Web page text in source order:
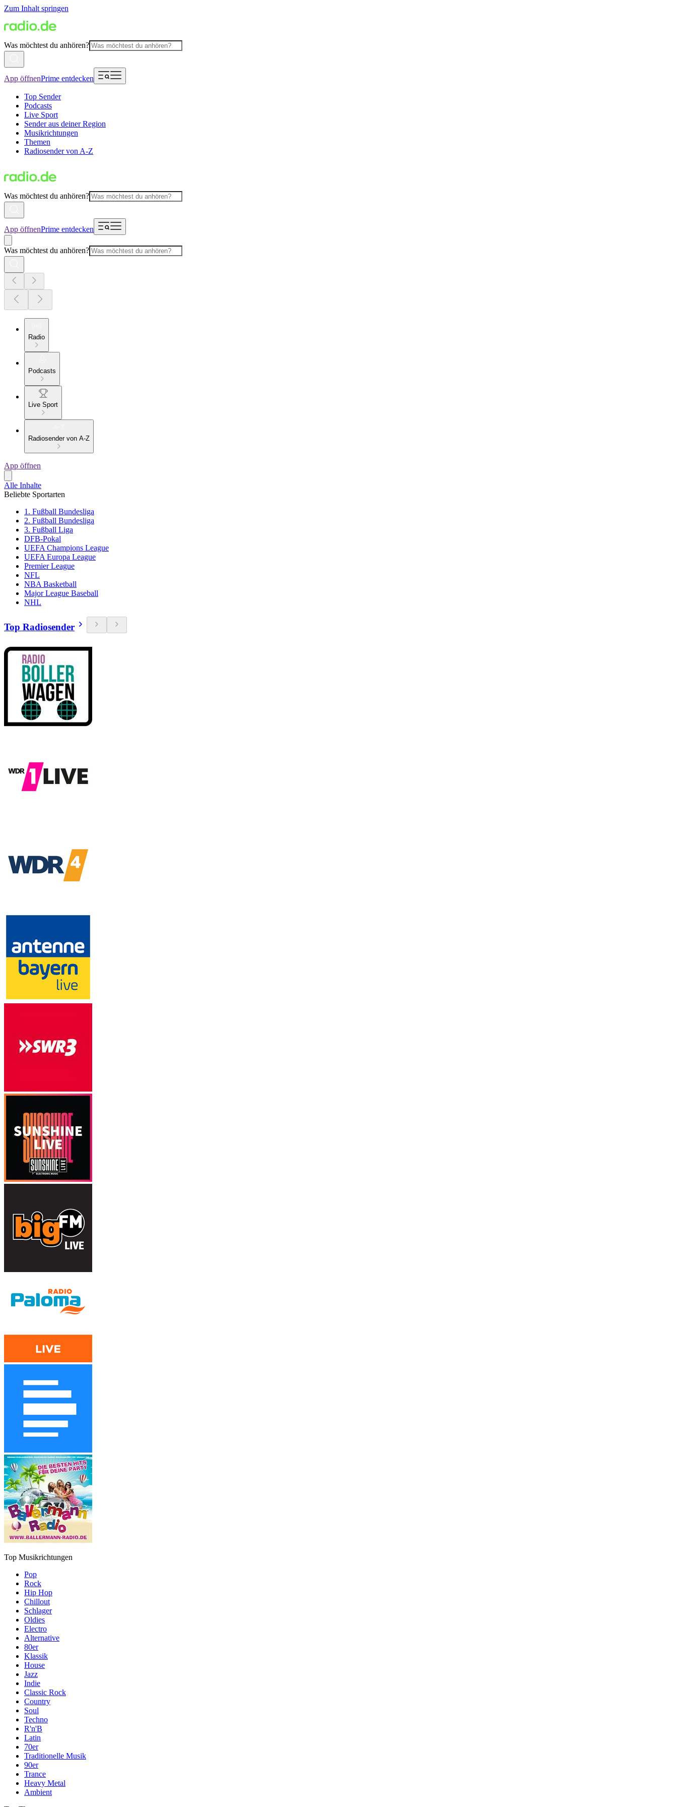
Zum Inhalt springen
Was möchtest du anhören?
App öffnenPrime entdecken
Top Sender
Podcasts
Live Sport
Sender aus deiner Region
Musikrichtungen
Themen
Radiosender von A-Z
Was möchtest du anhören?
App öffnenPrime entdecken
Was möchtest du anhören?
Radio
Podcasts
Live Sport
Radiosender von A-Z
App öffnen
Alle Inhalte
Beliebte Sportarten
1. Fußball Bundesliga
2. Fußball Bundesliga
3. Fußball Liga
DFB-Pokal
UEFA Champions League
UEFA Europa League
Premier League
NFL
NBA Basketball
Major League Baseball
NHL
Top Radiosender
Top Musikrichtungen
Pop
Rock
Hip Hop
Chillout
Schlager
Oldies
Electro
Alternative
80er
Klassik
House
Jazz
Indie
Classic Rock
Country
Soul
Techno
R'n'B
Latin
70er
Traditionelle Musik
90er
Trance
Heavy Metal
Ambient